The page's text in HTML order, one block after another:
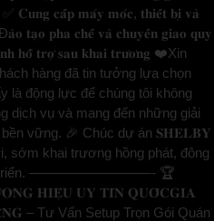
𝐂𝐮𝐧𝐠 𝐜𝐚̂́𝐩 𝐦𝐚́𝐲 𝐦𝐨́𝐜, 𝐭𝐡𝐢𝐞̂́𝐭 𝐛𝐢̣ 𝐯𝐚̀
𝐭𝐚̣𝐨 𝐩𝐡𝐚 𝐜𝐡𝐞̂́ 𝐯𝐚̀ 𝐜𝐡𝐮𝐲𝐞̂̉𝐧 𝐠𝐢𝐚𝐨 𝐪𝐮𝐲
𝐡𝐨̂̃ 𝐭𝐫𝐨̛̣ 𝐬𝐚𝐮 𝐤𝐡𝐚𝐢 𝐭𝐫𝐮̛𝐨̛𝐧𝐠 ❤️Xin
hàng đã tin tưởng lựa chọn
động lực để chúng tôi không
dịch vụ và mang đến những giải
bền vững. 🎉 Chúc dự án 𝐒𝐇𝐄𝐋𝐁𝐘
sớm khai trương hồng phát, đông
triển. —————————- 🏆
𝐇𝐈𝐄̣̂𝐔 𝐔𝐘 𝐓𝐈́𝐍 𝐐𝐔𝐎̂́𝐂𝐆𝐈𝐀
– Tư Vấn Setup Trọn Gói Quán